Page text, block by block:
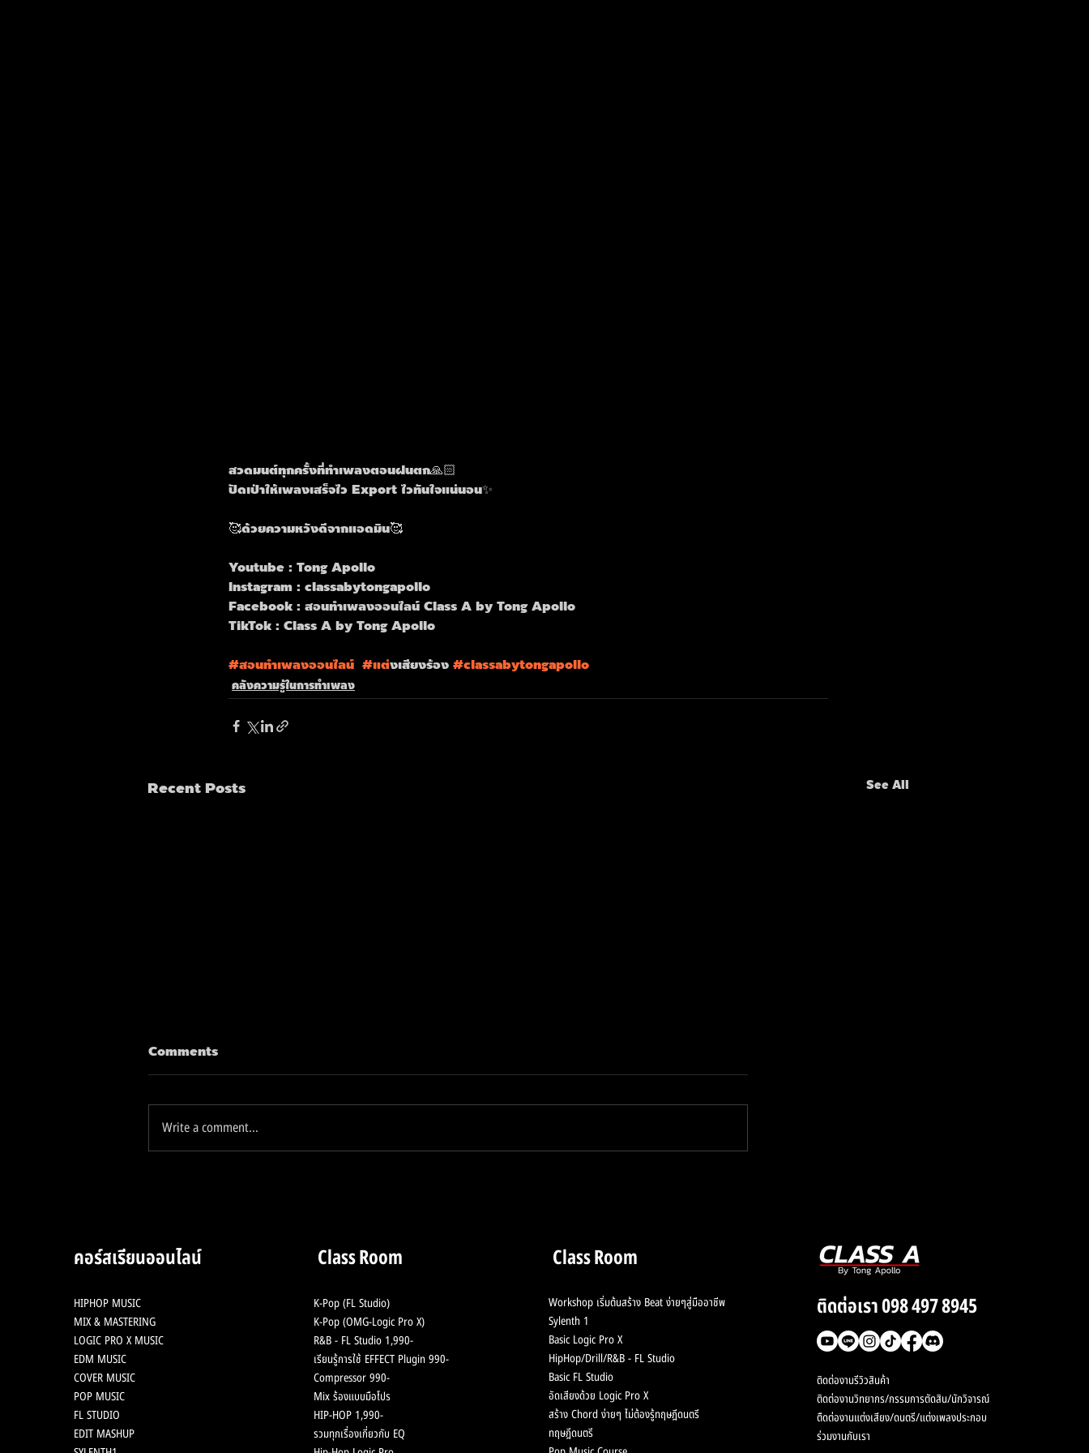
สวดมนต์ทุกครั้งที่ทำเพลงตอนฝนตก🙏🏻
ปัดเป่าให้เพลงเสร็จไว Export ไวทันใจแน่นอน✨
🥰ด้วยความหวังดีจากแอดมิน🥰
Youtube : Tong Apollo
Instagram : classabytongapollo
Facebook : สอนทำเพลงออนไลน์ Class A by Tong Apollo
TikTok : Class A by Tong Apollo
#สอนทำเพลงออนไลน #แต่งเสียงร้อง #classabytongapollo
คลังความรู้ในการทำเพลง
Recent Posts See All
Comments
Write a comment...
คอร์สเรียนออนไลน์
HIPHOP MUSIC
MIX & MASTERING
LOGIC PRO X MUSIC
EDM MUSIC
COVER MUSIC
POP MUSIC
FL STUDIO
EDIT MASHUP
Class Room
K-Pop (FL Studio)
K-Pop (OMG-Logic Pro X)
R&B - FL Studio 1,990-
เรียนรู้การใช้ EFFECT Plugin 990-
Compressor 990-
Mix ร้องแบบมือโปร
HIP-HOP 1,990-
รวมทุกเรื่องเกี่ยวกับ EQ
Class Room
Workshop เริ่มต้นสร้าง Beat ง่ายๆสู่มืออาชีพ
Sylenth 1
Basic Logic Pro X
HipHop/Drill/R&B - FL Studio
Basic FL Studio
อัดเสียงด้วย Logic Pro X
สร้าง Chordง่ายๆ ไม่ต้องรู้ทฤษฎีดนตรี
ทฤษฎีดนตรี
ติดต่อเรา 098 497 8945
ติดต่องานรีวิวสินค้า
ติดต่องานวิทยากร/กรรมการตัดสิน/นักวิจารณ์
ตืดต่องานแต่งเสียง/ดนตรี/แต่งเพลงประกอบ
ร่วมงานกับเรา